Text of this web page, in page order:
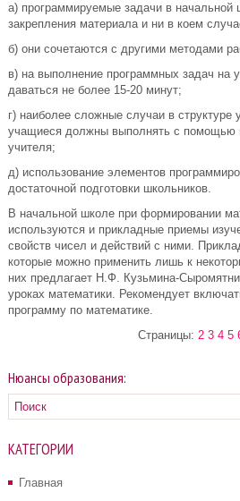
а) программируемые задачи в
закрепления материала и ни в коем
б) они сочетаются с другими методами
в) на выполнение программных задач на
даваться не более 15-20 минут;
г) наиболее сложные случаи в структуре
учащиеся должны выполнять с помощью
учителя;
д) использование элементов
достаточной подготовки школьников.
В начальной школе при формировании
используются и прикладные приемы
свойств чисел и действий с ними.
которые можно применить лишь к
них предлагает Н.Ф. Кузьмина-
уроках математики. Рекомендует
программу по математике.
Страницы: 2 3 4 5
Нюансы образования:
КАТЕГОРИИ
Главная